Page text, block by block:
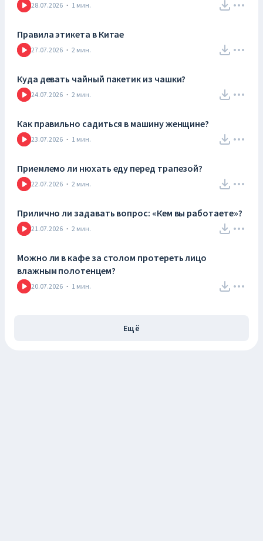
28.07.2026 · 1 мин.
Правила этикета в Китае
27.07.2026 · 2 мин.
Куда девать чайный пакетик из чашки?
24.07.2026 · 2 мин.
Как правильно садиться в машину женщине?
23.07.2026 · 1 мин.
Приемлемо ли нюхать еду перед трапезой?
22.07.2026 · 2 мин.
Прилично ли задавать вопрос: «Кем вы работаете»?
21.07.2026 · 2 мин.
Можно ли в кафе за столом протереть лицо
влажным полотенцем?
20.07.2026 · 1 мин.
Ещё